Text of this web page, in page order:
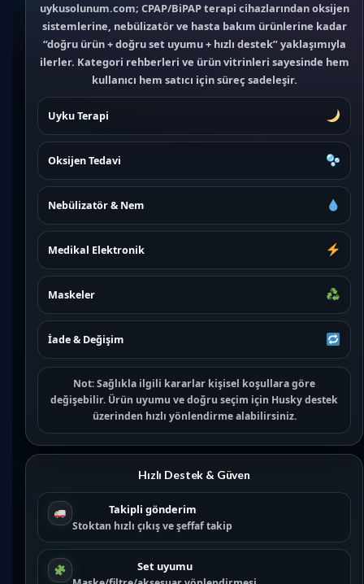
uykusolunum.com; CPAP/BiPAP terapi cihazlarından oksijen
sistemlerine, nebülizatör ve hasta bakım ürünlerine kadar
“doğru ürün + doğru set uyumu + hızlı destek” yaklaşımıyla
ilerler. Kategori rehberleri ve ürün vitrinleri sayesinde hem
kullanıcı hem satıcı için süreç sadeleşir.
Uyku Terapi
Oksijen Tedavi
Nebülizatör & Nem
Medikal Elektronik
Maskeler
İade & Değişim
Not:Sağlıkla ilgili kararlar kişisel koşullara göre
değişebilir. Ürün uyumu ve doğru seçim için Husky destek
üzerinden hızlı yönlendirme alabilirsiniz.
Hızlı Destek & Güven
Takipli gönderim
Stoktan hızlı çıkış ve şeffaf takip
Set uyumu